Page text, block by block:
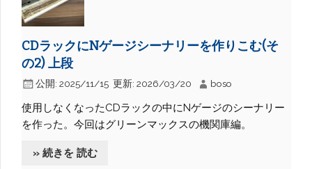
CDラックにNゲージシーナリーを作りこむ(そ
の2) 上段
公開: 2025/11/15 更新: 2026/03/20 boso
使用しなくなったCDラックの中にNゲージのシーナリー
を作った。今回はグリーンマックスの機関庫編。
» 続きを 読む